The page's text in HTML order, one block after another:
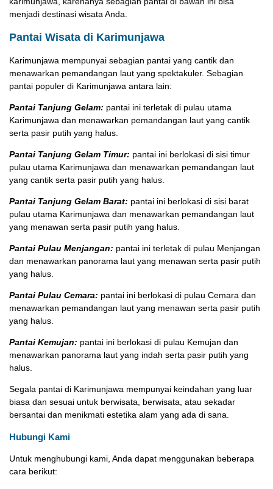
menjadi destinasi wisata Anda.
Pantai Wisata di Karimunjawa
Karimunjawa mempunyai sebagian pantai yang cantik dan
menawarkan pemandangan laut yang spektakuler. Sebagian
pantai populer di Karimunjawa antara lain:
Pantai Tanjung Gelam: pantai ini terletak di pulau utama
Karimunjawa dan menawarkan pemandangan laut yang cantik
serta pasir putih yang halus.
Pantai Tanjung Gelam Timur: pantai ini berlokasi di sisi timur
pulau utama Karimunjawa dan menawarkan pemandangan laut
yang cantik serta pasir putih yang halus.
Pantai Tanjung Gelam Barat: pantai ini berlokasi di sisi barat
pulau utama Karimunjawa dan menawarkan pemandangan laut
yang menawan serta pasir putih yang halus.
Pantai Pulau Menjangan: pantai ini terletak di pulau Menjangan
dan menawarkan panorama laut yang menawan serta pasir putih
yang halus.
Pantai Pulau Cemara: pantai ini berlokasi di pulau Cemara dan
menawarkan pemandangan laut yang menawan serta pasir putih
yang halus.
Pantai Kemujan: pantai ini berlokasi di pulau Kemujan dan
menawarkan panorama laut yang indah serta pasir putih yang
halus.
Segala pantai di Karimunjawa mempunyai keindahan yang luar
biasa dan sesuai untuk berwisata, berwisata, atau sekadar
bersantai dan menikmati estetika alam yang ada di sana.
Hubungi Kami
Untuk menghubungi kami, Anda dapat menggunakan beberapa
cara berikut: